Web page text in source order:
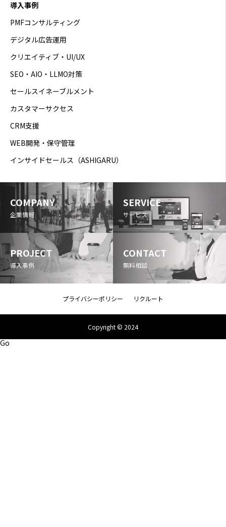
導入事例
PMFコンサルティング
デジタル広告運用
クリエイティブ・UI/UX
SEO・AIO・LLMO対策
セールスイネーブルメント
カスタマーサクセス
CRM支援
WEB開発・保守管理
インサイドセールス（ASHIGARU）
COMPANY
企業情報
SERVICE
サービス
PROJECT
導入事例
CONTACT
無料相談
プライバシーポリシー リクルート
Copyright © 2024
Go